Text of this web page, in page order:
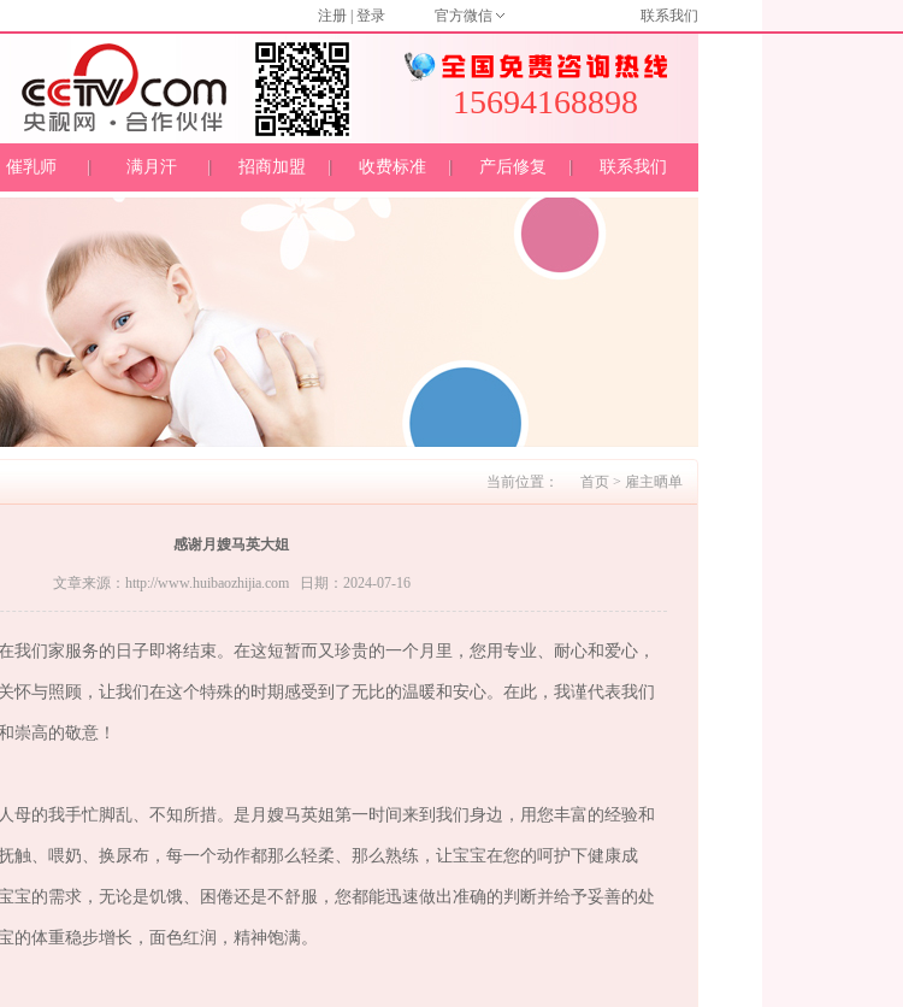
注册 登录 官方微信 联系我们
15694168898
催乳师 满月汗 招商加盟 收费标准 产后修复 联系我们
当前位置： 首页 > 雇主晒单
感谢月嫂马英大姐
文章来源：http://www.huibaozhijia.com 日期：2024-07-16
我们家服务的日子即将结束。在这短暂而又珍贵的一个月里，您用专业、耐心和爱心，
怀与照顾，让我们在这个特殊的时期感受到了无比的温暖和安心。在此，我谨代表我们
崇高的敬意！
母的我手忙脚乱、不知所措。是月嫂马英姐第一时间来到我们身边，用您丰富的经验和
触、喂奶、换尿布，每一个动作都那么轻柔、那么熟练，让宝宝在您的呵护下健康成
宝的需求，无论是饥饿、困倦还是不舒服，您都能迅速做出准确的判断并给予妥善的处
的体重稳步增长，面色红润，精神饱满。